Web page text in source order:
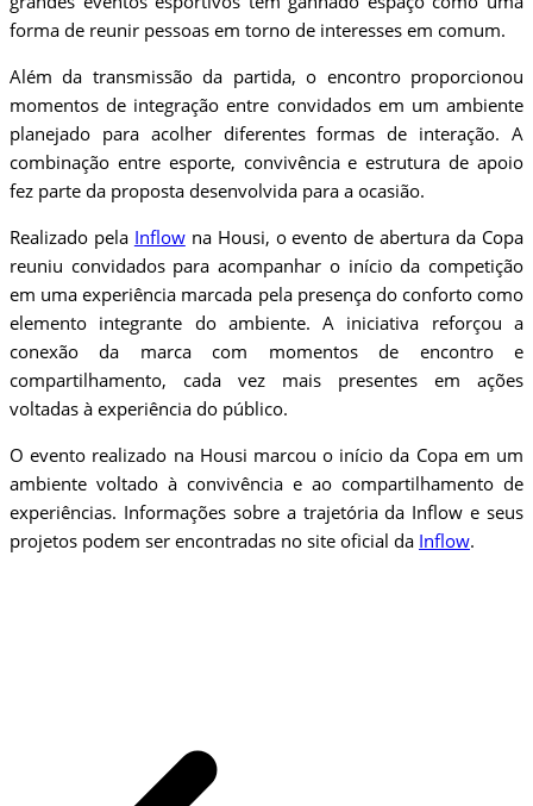
forma de reunir pessoas em torno de interesses em comum.
Além da transmissão da partida, o encontro proporcionou
momentos de integração entre convidados em um ambiente
planejado para acolher diferentes formas de interação. A
combinação entre esporte, convivência e estrutura de apoio
fez parte da proposta desenvolvida para a ocasião.
Realizado pela Inflowna Housi, o evento de abertura da Copa
reuniu convidados para acompanhar o início da competição
em uma experiência marcada pela presença do conforto como
elemento integrante do ambiente. A iniciativa reforçou a
conexão da marca com momentos de encontro e
compartilhamento, cada vez mais presentes em ações
voltadas à experiência do público.
O evento realizado na Housi marcou o início da Copa em um
ambiente voltado à convivência e ao compartilhamento de
experiências. Informações sobre a trajetória da Inflow e seus
projetos podem ser encontradas no site oficial da Inflow⁠.